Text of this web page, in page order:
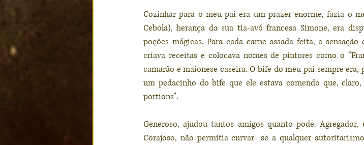
Cozinhar para o meu pai era um prazer enorme, fazia o
Cebola), herança da sua tia-avó francesa Simone, era
poções mágicas. Para cada carne assada feita, a
criava receitas e colocava nomes de pintores como o
camarão e maionese caseira. O bife do meu pai sempre
um pedacinho do bife que ele estava comendo que,
portions”.
Generoso, ajudou tantos amigos quanto pode.
Corajoso, não permitia curvar- se a qualquer